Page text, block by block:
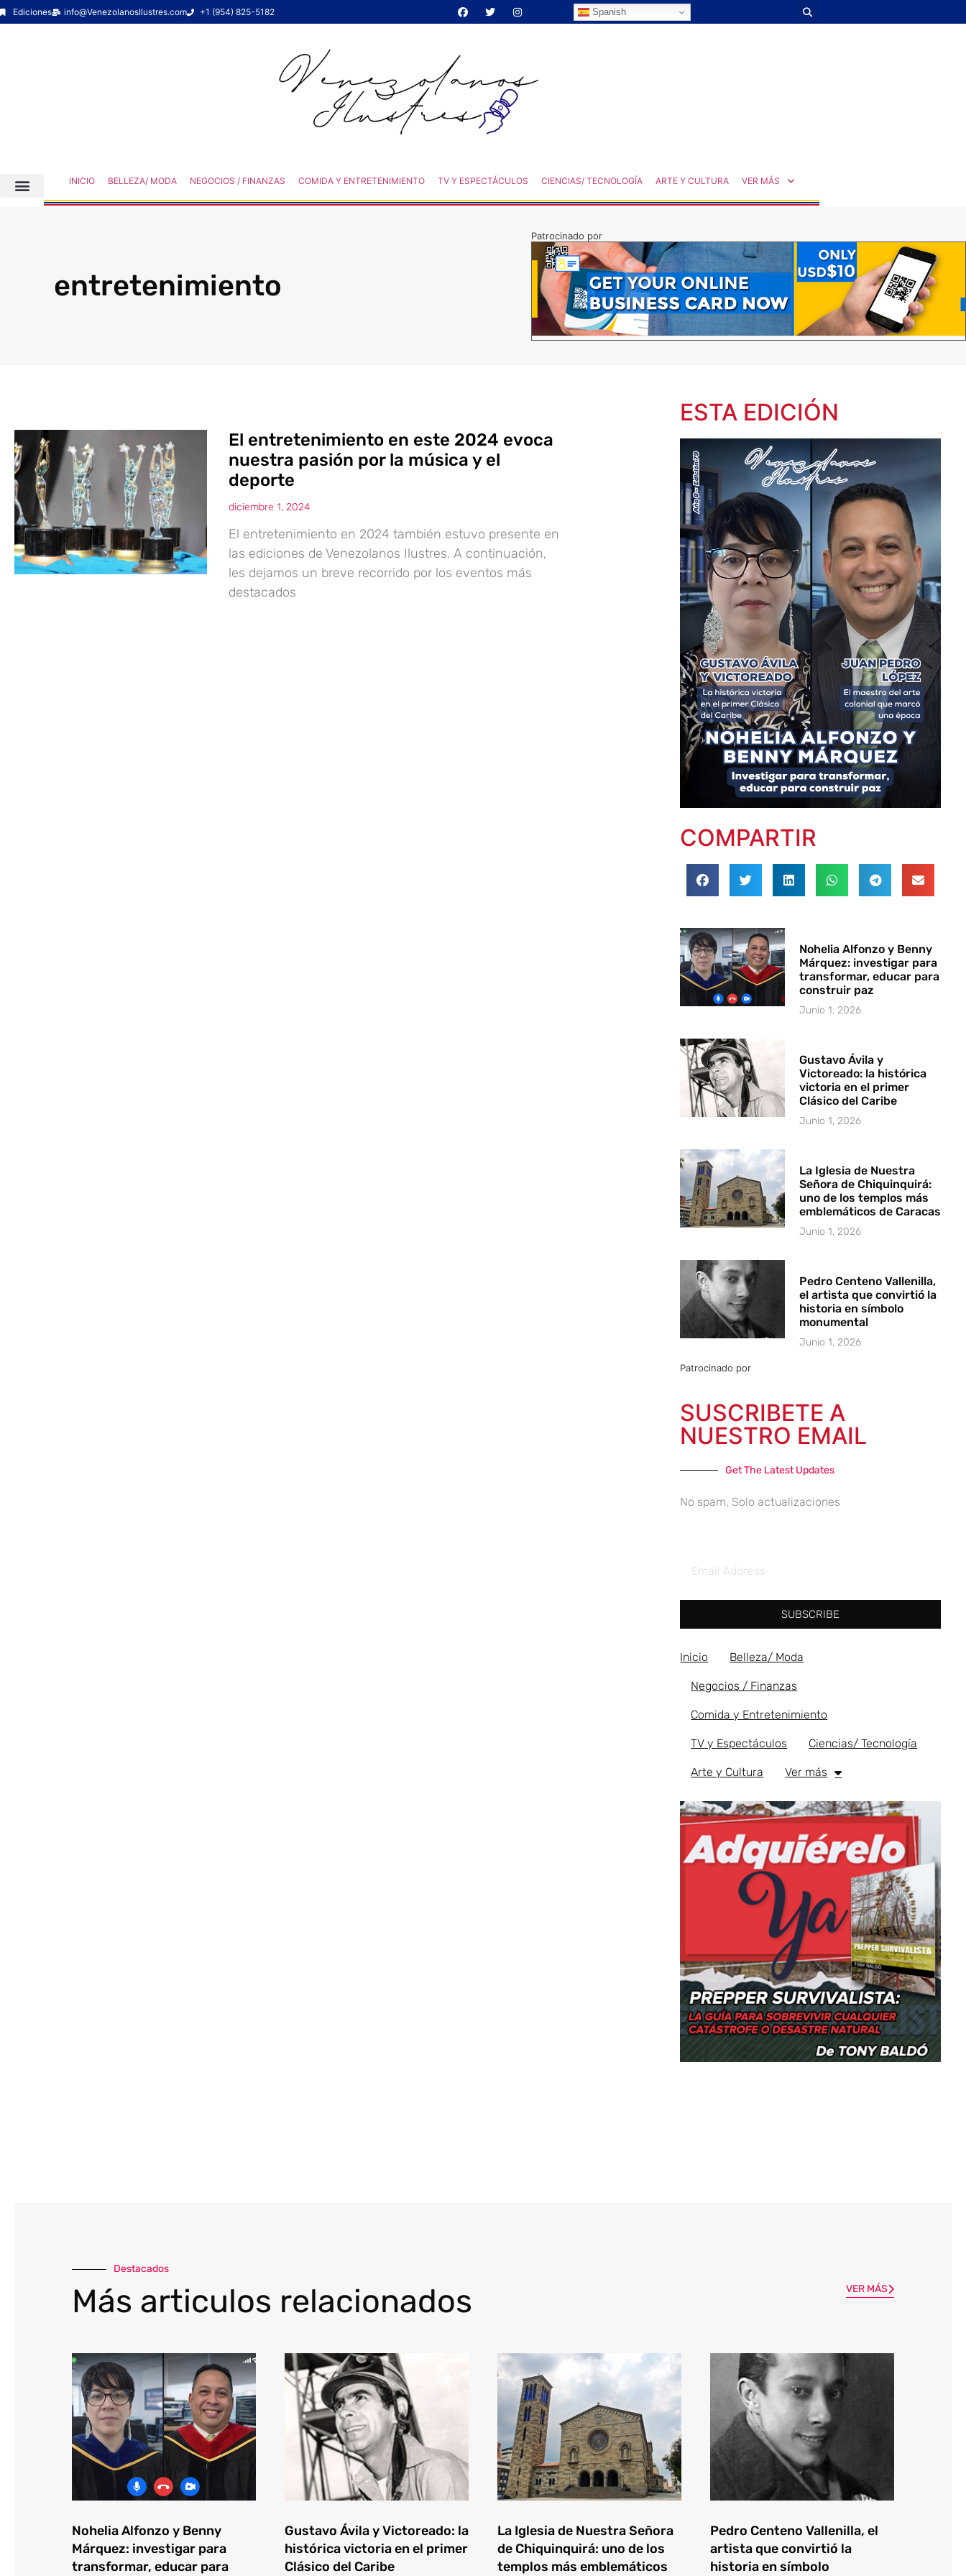
Ediciones info@VenezolanosIlustres.com +1 (954) 825-5182 Spanish
INICIO BELLEZA/ MODA NEGOCIOS / FINANZAS COMIDA Y ENTRETENIMIENTO TV Y ESPECTÁCULOS CIENCIAS/ TECNOLOGÍA ARTE Y CULTURA VER MÁS
entretenimiento
Patrocinado por
El entretenimiento en este 2024 evoca
nuestra pasión por la música y el
deporte
diciembre 1, 2024
El entretenimiento en 2024 también estuvo presente en
las ediciones de Venezolanos Ilustres. A continuación,
les dejamos un breve recorrido por los eventos más
destacados
ESTA EDICIÓN
COMPARTIR
Nohelia Alfonzo y Benny
Márquez: investigar para
transformar, educar para
construir paz
Junio 1, 2026
Gustavo Ávila y
Victoreado: la histórica
victoria en el primer
Clásico del Caribe
Junio 1, 2026
La Iglesia de Nuestra
Señora de Chiquinquirá:
uno de los templos más
emblemáticos de Caracas
Junio 1, 2026
Pedro Centeno Vallenilla,
el artista que convirtió la
historia en símbolo
monumental
Junio 1, 2026
Patrocinado por
SUSCRIBETE A
NUESTRO EMAIL
Get The Latest Updates
No spam, Solo actualizaciones
SUBSCRIBE
Inicio Belleza/ Moda
Negocios / Finanzas
Comida y Entretenimiento
TV y Espectáculos Ciencias/ Tecnología
Arte y Cultura Ver más
Destacados
Más articulos relacionados VER MÁS
Nohelia Alfonzo y Benny
Márquez: investigar para
transformar, educar para
Gustavo Ávila y Victoreado: la
histórica victoria en el primer
Clásico del Caribe
La Iglesia de Nuestra Señora
de Chiquinquirá: uno de los
templos más emblemáticos
Pedro Centeno Vallenilla, el
artista que convirtió la
historia en símbolo